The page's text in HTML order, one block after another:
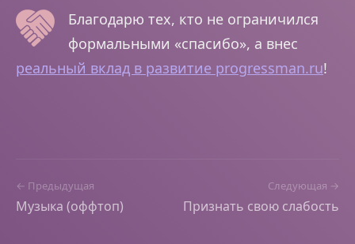
Благодарю тех, кто не ограничился
формальными «спасибо», а внес
реальный вклад в развитие progressman.ru!
← Предыдущая
Музыка (оффтоп)
Следующая →
Признать свою слабость